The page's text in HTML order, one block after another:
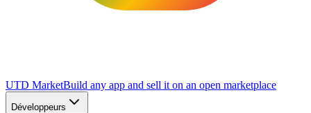
UTD MarketBuild any app and sell it on an open marketplace
Développeurs